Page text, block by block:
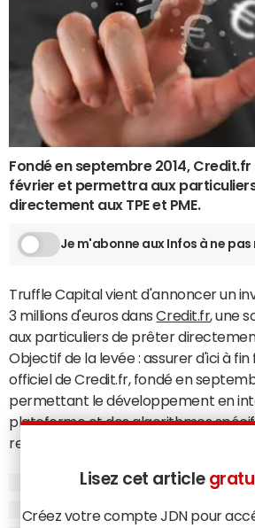
Fondé en septembre 2014, Credit.fr
février et permettra aux
directement aux TPE et PME.
Je m'abonne aux Infos à ne
Truffle Capital vient d'annoncer un
3 millions d'euros dansCredit.fr, une
aux particuliers de prêter
Objectif de la levée : assurer d'ici à
officiel de Credit.fr, fondé en
permettant le développement en
plateforme et des algorithmes
recrutement des équipes
Credit.fr permettra aux entreprises
prêt en ligne, puis de passer par
ligne immédiate et une réponse
Lisez cet article
Créez votre compte JDN pour